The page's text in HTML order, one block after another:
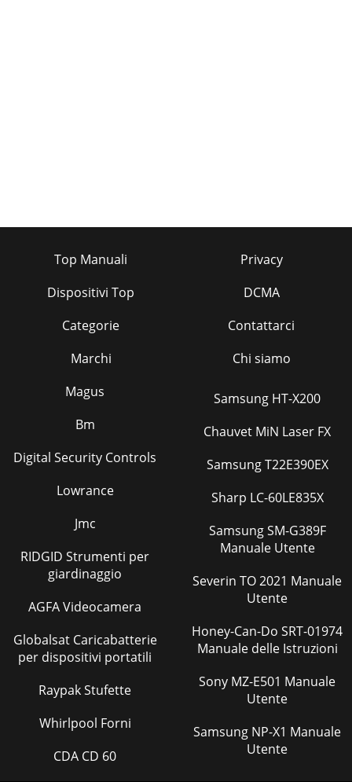
Top Manuali
Dispositivi Top
Categorie
Marchi
Privacy
DCMA
Contattarci
Chi siamo
Magus
Bm
Digital Security Controls
Lowrance
Jmc
RIDGID Strumenti per
giardinaggio
AGFA Videocamera
Globalsat Caricabatterie
per dispositivi portatili
Raypak Stufette
Whirlpool Forni
CDA CD 60
Samsung HT-X200
Chauvet MiN Laser FX
Samsung T22E390EX
Sharp LC-60LE835X
Samsung SM-G389F
Manuale Utente
Severin TO 2021 Manuale
Utente
Honey-Can-Do SRT-01974
Manuale delle Istruzioni
Sony MZ-E501 Manuale
Utente
Samsung NP-X1 Manuale
Utente